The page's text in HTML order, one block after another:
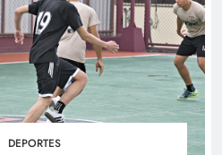
DEPORTES